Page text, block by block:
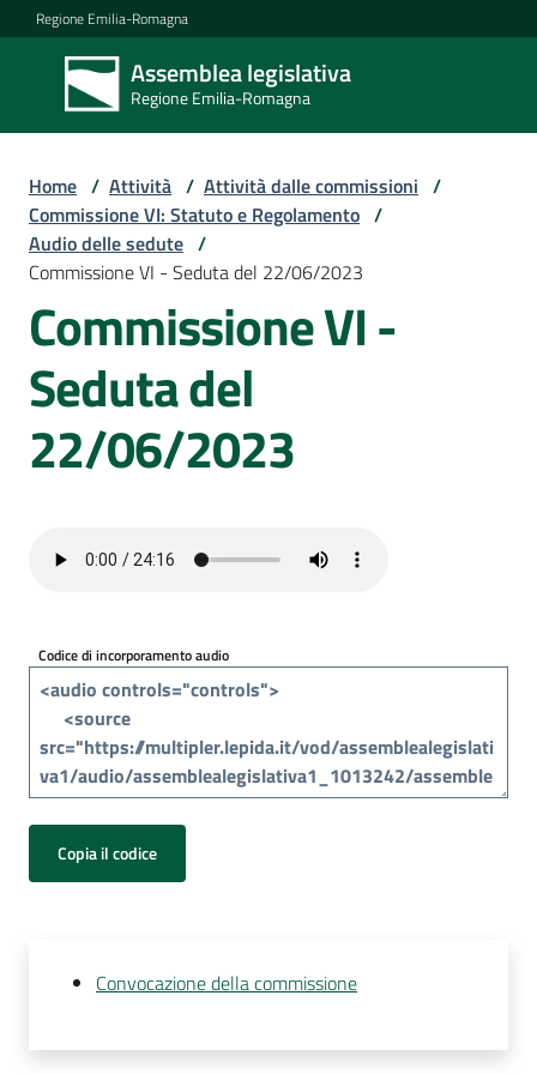
Vai al contenuto
Vai alla navigazione
Vai al footer
Regione Emilia-Romagna
Assemblea legislativa
Regione Emilia-Romagna
Assemblea
legislativa
Regione Emilia-
Assemblea
Attività
Argomenti
Per
cittadini
Home / Attività / Attività dalle commissioni /
Commissione VI: Statuto e Regolamento /
Audio delle sedute /
Commissione VI - Seduta del 22/06/2023
Commissione VI -
Seduta del
22/06/2023
Codice di incorporamento audio
Copia il codice
Convocazione della commissione